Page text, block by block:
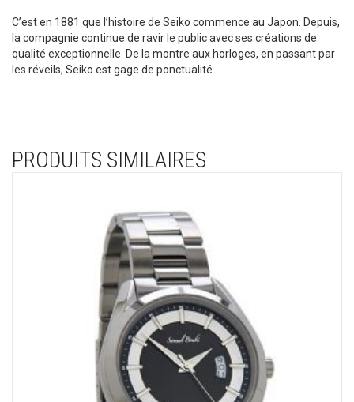
C’est en 1881 que l’histoire de Seiko commence au Japon. Depuis,
la compagnie continue de ravir le public avec ses créations de
qualité exceptionnelle. De la montre aux horloges, en passant par
les réveils, Seiko est gage de ponctualité.
PRODUITS SIMILAIRES